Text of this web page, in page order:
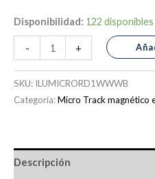
Disponibilidad: 122 disponibles
- +
SKU: ILUMICRORD1WWWB
Categoría:Micro Track magnético
Descripción